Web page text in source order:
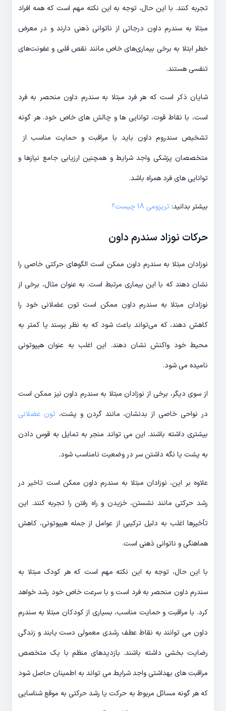
تجربه کنند. با این حال، توجه به این نکته مهم است که همه افراد
مبتلا به سندرم داون درجاتی از ناتوانی ذهنی دارند و در معرض
خطر ابتلا به برخی بیماری‌های خاص مانند نقص قلبی و عفونت‌های
تنفسی هستند.
شایان ذکر است که هر فرد مبتلا به سندرم داون منحصر به فرد
است، با نقاط قوت، توانایی ها و چالش های خاص خود. هر گونه
تشخیص سندروم داون باید با مراقبت و حمایت مناسب از
متخصصان پزشکی واجد شرایط و همچنین ارزیابی جامع نیازها و
توانایی های فرد همراه باشد.
بیشتر بدانید:تریزومی 18 چیست؟
حرکات نوزاد سندرم داون
نوزادان مبتلا به سندرم داون ممکن است الگوهای حرکتی خاصی را
نشان دهند که با این بیماری مرتبط است. به عنوان مثال، برخی از
نوزادان مبتلا به سندرم داون ممکن است تون عضلانی خود را
کاهش دهند، که می‌تواند باعث شود که به نظر برسند یا کمتر به
محیط خود واکنش نشان دهند. این اغلب به عنوان هیپوتونی
نامیده می شود.
از سوی دیگر، برخی از نوزادان مبتلا به سندرم داون نیز ممکن است
در نواحی خاصی از بدنشان، مانند گردن و پشت، تون عضلانی
بیشتری داشته باشند. این می تواند منجر به تمایل به قوس دادن
به پشت یا نگه داشتن سر در وضعیت نامناسب شود.
علاوه بر این، نوزادان مبتلا به سندرم داون ممکن است تاخیر در
رشد حرکتی مانند نشستن، خزیدن و راه رفتن را تجربه کنند. این
تأخیرها اغلب به دلیل ترکیبی از عوامل از جمله هیپوتونی، کاهش
هماهنگی و ناتوانی ذهنی است.
با این حال، توجه به این نکته مهم است که هر کودک مبتلا به
سندرم داون منحصر به فرد است و با سرعت خاص خود رشد خواهد
کرد. با مراقبت و حمایت مناسب، بسیاری از کودکان مبتلا به سندرم
داون می توانند به نقاط عطف رشدی معمولی دست یابند و زندگی
رضایت بخشی داشته باشند. بازدیدهای منظم با یک متخصص
مراقبت های بهداشتی واجد شرایط می تواند به اطمینان حاصل شود
که هر گونه مسائل مربوط به حرکت یا رشد حرکتی به موقع شناسایی